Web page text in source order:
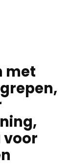
met
voor